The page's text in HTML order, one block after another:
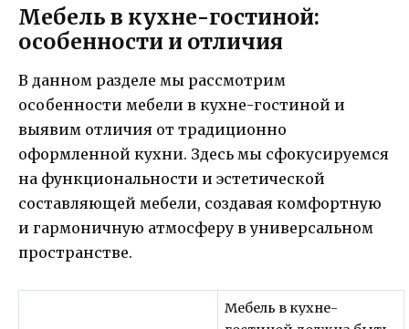
Мебель в кухне-гостиной:
особенности и отличия
В данном разделе мы рассмотрим
особенности мебели в кухне-гостиной и
выявим отличия от традиционно
оформленной кухни. Здесь мы сфокусируемся
на функциональности и эстетической
составляющей мебели, создавая комфортную
и гармоничную атмосферу в универсальном
пространстве.
Мебель в кухне-